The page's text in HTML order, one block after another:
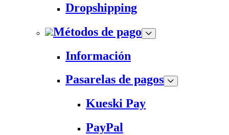
Dropshipping
Métodos de pago
Información
Pasarelas de pagos
Kueski Pay
PayPal